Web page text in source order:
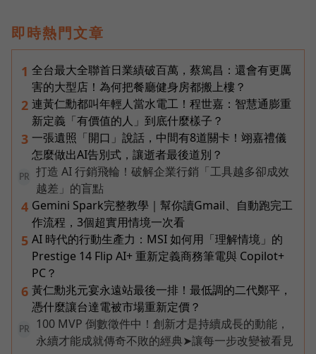
即時熱門文章
1 全台最大全聯首日業績破百萬，蔡篤昌：還會有更厲
害的大型店！為何把餐廳健身房都搬上樓？
2 連黃仁勳都叫年輕人當水電工！程世嘉：智慧通膨重
新定義「有價值的人」到底什麼樣子？
3 一張遺照「開口」說話，中間有8道關卡！翊嘉禮儀
怎麼做出AI告別式，讓逝者最後道別？
PR
打造 AI 行銷飛輪！破解企業行銷「工具越多卻成效
越差」的盲點
4 Gemini Spark完整教學｜幫你讀Gmail、自動跑完工
作流程，3個超實用情境一次看
5 AI 時代的行動生產力：MSI 如何用「理解情境」的
Prestige 14 Flip AI+ 重新定義商務筆電與 Copilot+
PC？
6 黃仁勳兆元宴永遠站最後一排！最低調的二代鄭平，
憑什麼讓台達電被市場重新定價？
PR
100 MVP 倒數徵件中！創新才是持續成長的動能，
永續才能成就傳奇不敗的經典➤讓每一步改變被看見